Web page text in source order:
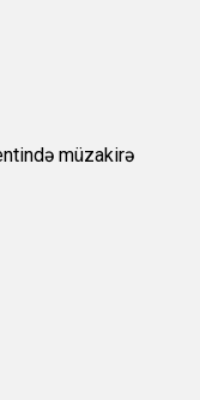
müzakirə